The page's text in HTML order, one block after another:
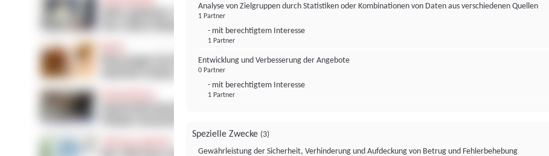
Analyse von Zielgruppen durch Statistiken oder Kombinationen von Daten aus verschiedenen Quellen
1 Partner
- mit berechtigtem Interesse
1 Partner
Entwicklung und Verbesserung der Angebote
0 Partner
- mit berechtigtem Interesse
1 Partner
Spezielle Zwecke (3)
Gewährleistung der Sicherheit, Verhinderung und Aufdeckung von Betrug und Fehlerbehebung